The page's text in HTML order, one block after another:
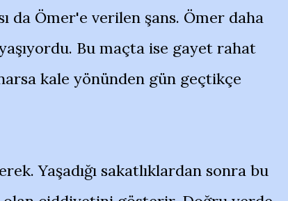
da Ömer'e verilen şans. Ömer daha
Bu maçta ise gayet rahat
kale yönünden gün geçtikçe
Yaşadığı sakatlıklardan sonra bu